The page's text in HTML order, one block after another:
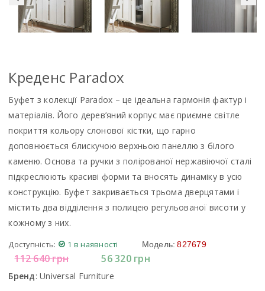
Креденс Paradox
Буфет з колекції Paradox – це ідеальна гармонія фактур і
матеріалів. Його дерев’яний корпус має приємне світле
покриття кольору слонової кістки, що гарно
доповнюється блискучою верхньою панеллю з білого
каменю. Основа та ручки з полірованої нержавіючої сталі
підкреслюють красиві форми та вносять динаміку в усю
конструкцію. Буфет закривається трьома дверцятами і
містить два відділення з полицею регульованої висоти у
кожному з них.
Доступність: 1 в наявності Модель: 827679
112 640грн 56 320 грн
Бренд:Universal Furniture